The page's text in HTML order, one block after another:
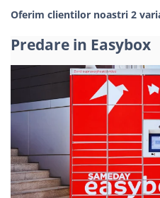
Oferim clientilor noastri 2
Predare in Easybox